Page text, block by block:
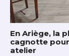
En Ariège, la
cagnotte
atelier